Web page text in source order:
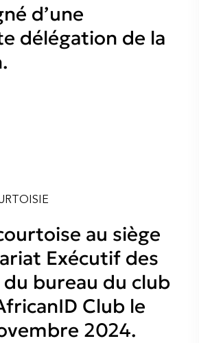
d’une
délégation de la
au siège
Exécutif des
bureau du club
Club le
2024.